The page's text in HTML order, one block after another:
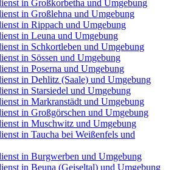
in Großkorbetha und Umgebung
in Großlehna und Umgebung
in Rippach und Umgebung
in Leuna und Umgebung
in Schkortleben und Umgebung
in Sössen und Umgebung
in Poserna und Umgebung
in Dehlitz (Saale) und Umgebung
in Starsiedel und Umgebung
in Markranstädt und Umgebung
in Großgörschen und Umgebung
in Muschwitz und Umgebung
in Taucha bei Weißenfels und
in Burgwerben und Umgebung
in Beuna (Geiseltal) und Umgebung